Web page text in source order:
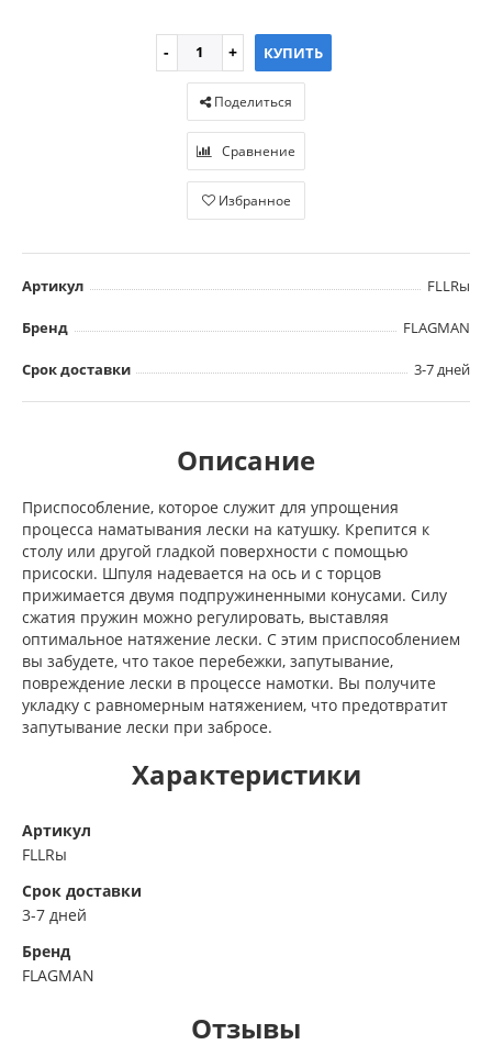
КУПИТЬ
Поделиться
Сравнение
Избранное
Артикул FLLRы
Бренд FLAGMAN
Срок доставки 3-7 дней
Описание
Приспособление, которое служит для упрощения
процесса наматывания лески на катушку. Крепится к
столу или другой гладкой поверхности с помощью
присоски. Шпуля надевается на ось и с торцов
прижимается двумя подпружиненными конусами. Силу
сжатия пружин можно регулировать, выставляя
оптимальное натяжение лески. С этим приспособлением
вы забудете, что такое перебежки, запутывание,
повреждение лески в процессе намотки. Вы получите
укладку с равномерным натяжением, что предотвратит
запутывание лески при забросе.
Характеристики
Артикул
FLLRы
Срок доставки
3-7 дней
Бренд
FLAGMAN
Отзывы